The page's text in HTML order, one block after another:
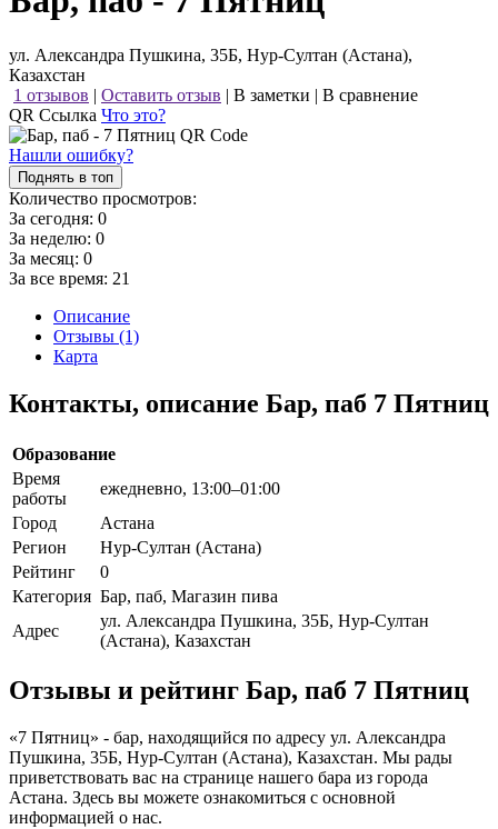
ул. Александра Пушкина, 35Б, Нур-Султан (Астана),
Казахстан
1 отзывов | Оставить отзыв | В заметки | В сравнение
QR Ссылка Что это?
Нашли ошибку?
Поднять в топ
Количество просмотров:
За сегодня: 0
За неделю: 0
За месяц: 0
За все время: 21
Описание
Отзывы (1)
Карта
Контакты, описание Бар, паб 7 Пятниц
Образование
Время
работы
ежедневно, 13:00–01:00
Город
Астана
Регион
Нур-Султан (Астана)
Рейтинг
0
Категория Бар, паб, Магазин пива
Адрес
ул. Александра Пушкина, 35Б, Нур-Султан
(Астана), Казахстан
Отзывы и рейтинг Бар, паб 7 Пятниц
«7 Пятниц» - бар, находящийся по адресу ул. Александра
Пушкина, 35Б, Нур-Султан (Астана), Казахстан. Мы рады
приветствовать вас на странице нашего бара из города
Астана. Здесь вы можете ознакомиться с основной
информацией о нас.